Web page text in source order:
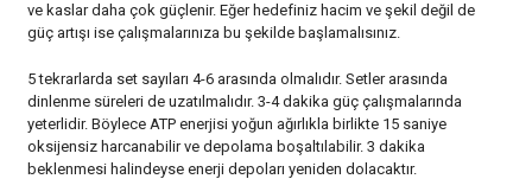
ve kaslar daha çok güçlenir. Eğer hedefiniz hacim ve şekil değil de
güç artışı ise çalışmalarınıza bu şekilde başlamalısınız.
5 tekrarlarda set sayıları 4-6 arasında olmalıdır. Setler arasında
dinlenme süreleri de uzatılmalıdır. 3-4 dakika güç çalışmalarında
yeterlidir. Böylece ATP enerjisi yoğun ağırlıkla birlikte 15 saniye
oksijensiz harcanabilir ve depolama boşaltılabilir. 3 dakika
beklenmesi halindeyse enerji depoları yeniden dolacaktır.